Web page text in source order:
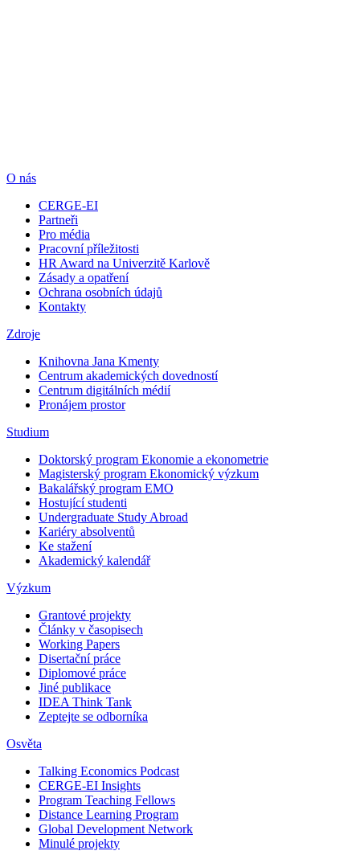
O nás
CERGE-EI
Partneři
Pro média
Pracovní příležitosti
HR Award na Univerzitě Karlově
Zásady a opatření
Ochrana osobních údajů
Kontakty
Zdroje
Knihovna Jana Kmenty
Centrum akademických dovedností
Centrum digitálních médií
Pronájem prostor
Studium
Doktorský program Ekonomie a ekonometrie
Magisterský program Ekonomický výzkum
Bakalářský program EMO
Hostující studenti
Undergraduate Study Abroad
Kariéry absolventů
Ke stažení
Akademický kalendář
Výzkum
Grantové projekty
Články v časopisech
Working Papers
Disertační práce
Diplomové práce
Jiné publikace
IDEA Think Tank
Zeptejte se odborníka
Osvěta
Talking Economics Podcast
CERGE-EI Insights
Program Teaching Fellows
Distance Learning Program
Global Development Network
Minulé projekty